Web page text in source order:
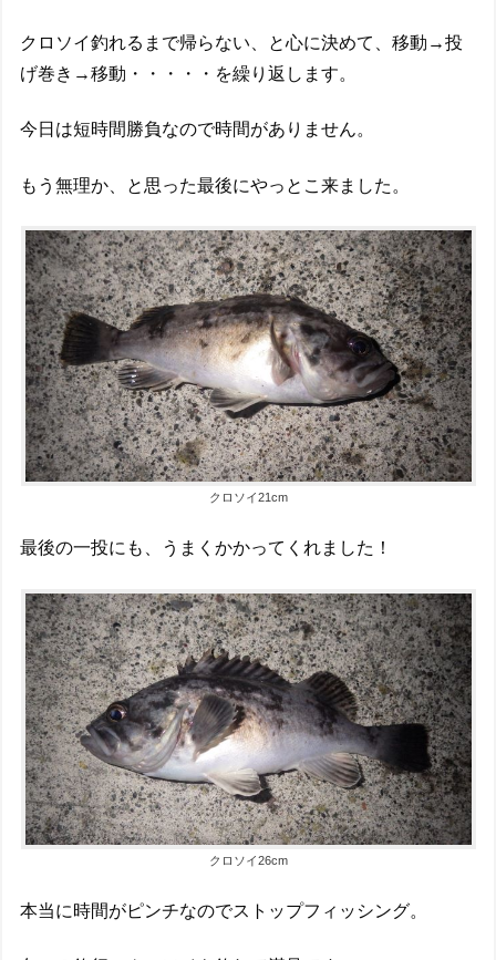
クロソイ釣れるまで帰らない、と心に決めて、移動→投
げ巻き→移動・・・・・を繰り返します。
今日は短時間勝負なので時間がありません。
もう無理か、と思った最後にやっとこ来ました。
クロソイ21cm
最後の一投にも、うまくかかってくれました！
クロソイ26cm
本当に時間がピンチなのでストップフィッシング。